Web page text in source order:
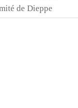
de Dieppe